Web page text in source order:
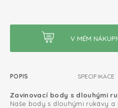
POPIS SPECIFIKACE
Zavinovací body s dlouhými
Naše body s dlouhými rukávy a